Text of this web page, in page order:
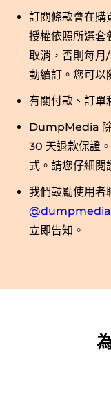
訂閱條款會在購
授權依照所選套
取消，否則每月
動續訂。您可以
有關付款、訂
DumpMedia 除
30 天退款保證
式。請您仔細
我們鼓勵使用者
立即告知。